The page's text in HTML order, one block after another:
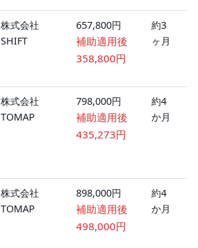
株式会社
SHIFT
657,800円
補助適用後
358,800円
約3
ヶ月
株式会社
TOMAP
798,000円
補助適用後
435,273円
約4
か月
株式会社
TOMAP
898,000円
補助適用後
498,000円
約4
か月